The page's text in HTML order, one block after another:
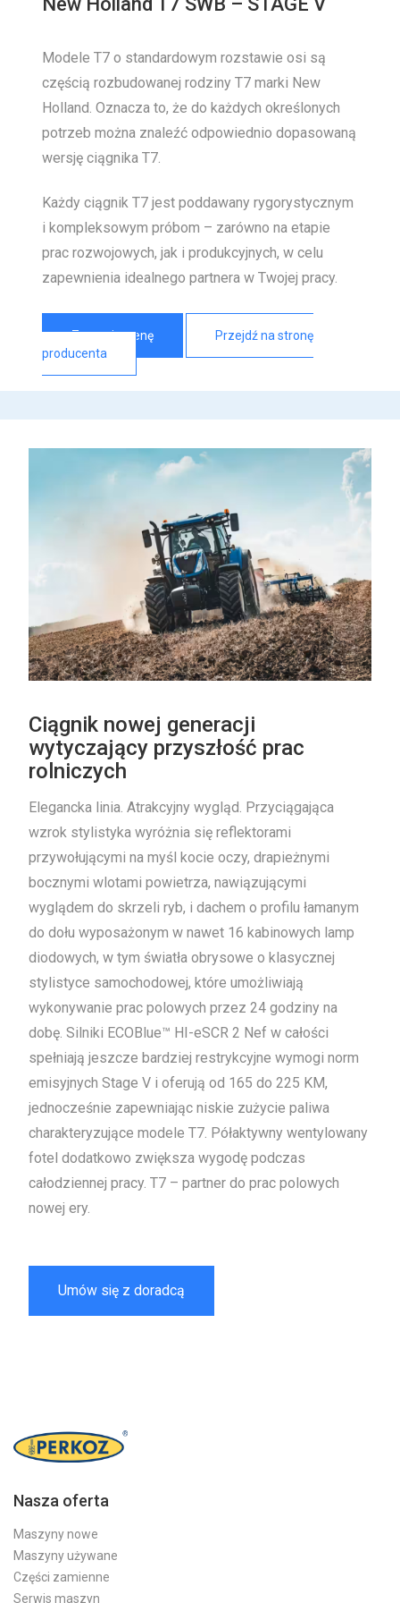
Modele T7 o standardowym rozstawie osi są
częścią rozbudowanej rodziny T7 marki New
Holland. Oznacza to, że do każdych określonych
potrzeb można znaleźć odpowiednio dopasowaną
wersję ciągnika T7.
Każdy ciągnik T7 jest poddawany rygorystycznym
i kompleksowym próbom – zarówno na etapie
prac rozwojowych, jak i produkcyjnych, w celu
zapewnienia idealnego partnera w Twojej pracy.
Zapytaj o cenę
Przejdź na stronę
producenta
Ciągnik nowej generacji
wytyczający przyszłość prac
rolniczych
Elegancka linia. Atrakcyjny wygląd. Przyciągająca
wzrok stylistyka wyróżnia się reflektorami
przywołującymi na myśl kocie oczy, drapieżnymi
bocznymi wlotami powietrza, nawiązującymi
wyglądem do skrzeli ryb, i dachem o profilu łamanym
do dołu wyposażonym w nawet 16 kabinowych lamp
diodowych, w tym światła obrysowe o klasycznej
stylistyce samochodowej, które umożliwiają
wykonywanie prac polowych przez 24 godziny na
dobę. Silniki ECOBlue™ HI-eSCR 2 Nef w całości
spełniają jeszcze bardziej restrykcyjne wymogi norm
emisyjnych Stage V i oferują od 165 do 225 KM,
jednocześnie zapewniając niskie zużycie paliwa
charakteryzujące modele T7. Półaktywny wentylowany
fotel dodatkowo zwiększa wygodę podczas
całodziennej pracy. T7 – partner do prac polowych
nowej ery.
Umów się z doradcą
Nasza oferta
Maszyny nowe
Maszyny używane
Części zamienne
Serwis maszyn